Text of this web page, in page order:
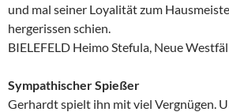
und mal seiner Loyalität zum
hergerissen schien.
BIELEFELD Heimo Stefula, Neue
Sympathischer Spießer
Gerhardt spielt ihn mit viel Vergnügen.